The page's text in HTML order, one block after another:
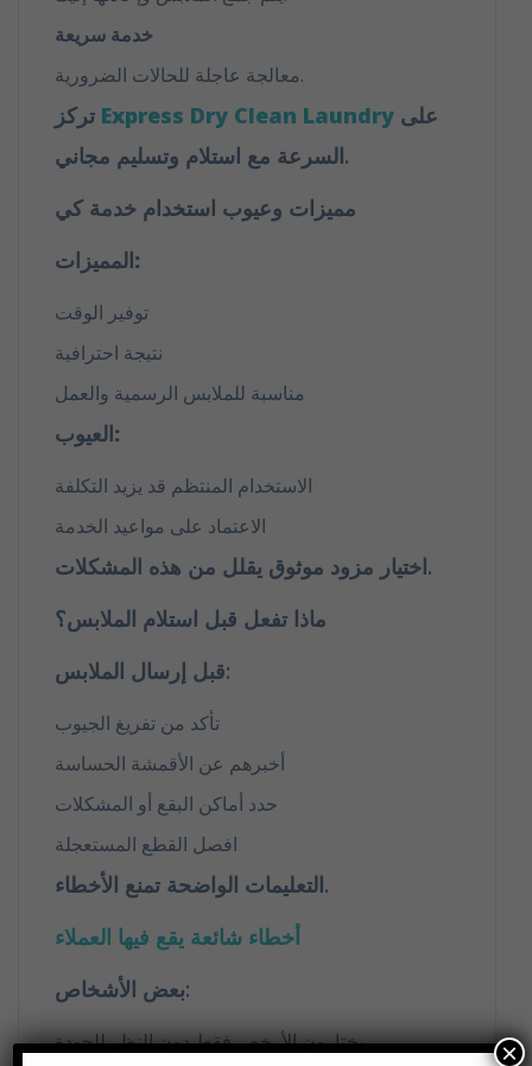
خدمة سريعة
معالجة عاجلة للحالات الضرورية.
Express Dry Clean Laundry
السرعة مع استلام وتسليم مجاني.
مميزات وعيوب استخدام خدمة كي
المميزات:
توفير الوقت
نتيجة احترافية
مناسبة للملابس الرسمية والعمل
العيوب:
الاستخدام المنتظم قد يزيد التكلفة
الاعتماد على مواعيد الخدمة
اختيار مزود موثوق يقلل من هذه المشكلات.
ماذا تفعل قبل استلام الملابس؟
قبل إرسال الملابس:
تأكد من تفريغ الجيوب
أخبرهم عن الأقمشة الحساسة
حدد أماكن البقع أو المشكلات
افصل القطع المستعجلة
التعليمات الواضحة تمنع الأخطاء.
أخطاء شائعة يقع فيها العملاء
بعض الأشخاص:
يختارون الأرخص فقط دون النظر للجودة